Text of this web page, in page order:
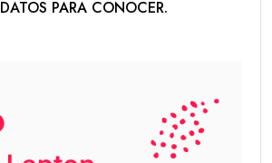
DATOS PARA CONOCER.